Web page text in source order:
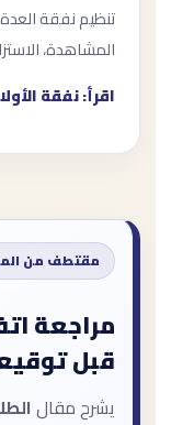
تنظيم نفقة
المشاهدة،
اقرأ: نفقة
مقتطف من
مراجعة
قبل
يشرح مقال